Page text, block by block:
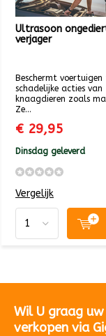
Ultrasoon
verjager
Beschermt voertuigen
schadelijke acties van
knaagdieren zoals
Ze...
€ 29,95
Dinsdag geleverd
Vergelijk
Wil U graag
verkopen via